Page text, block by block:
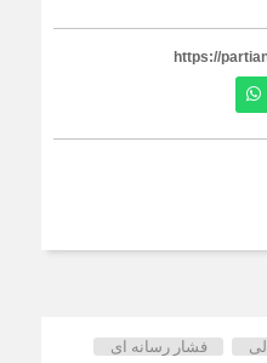
https://
فشار رسانه ای